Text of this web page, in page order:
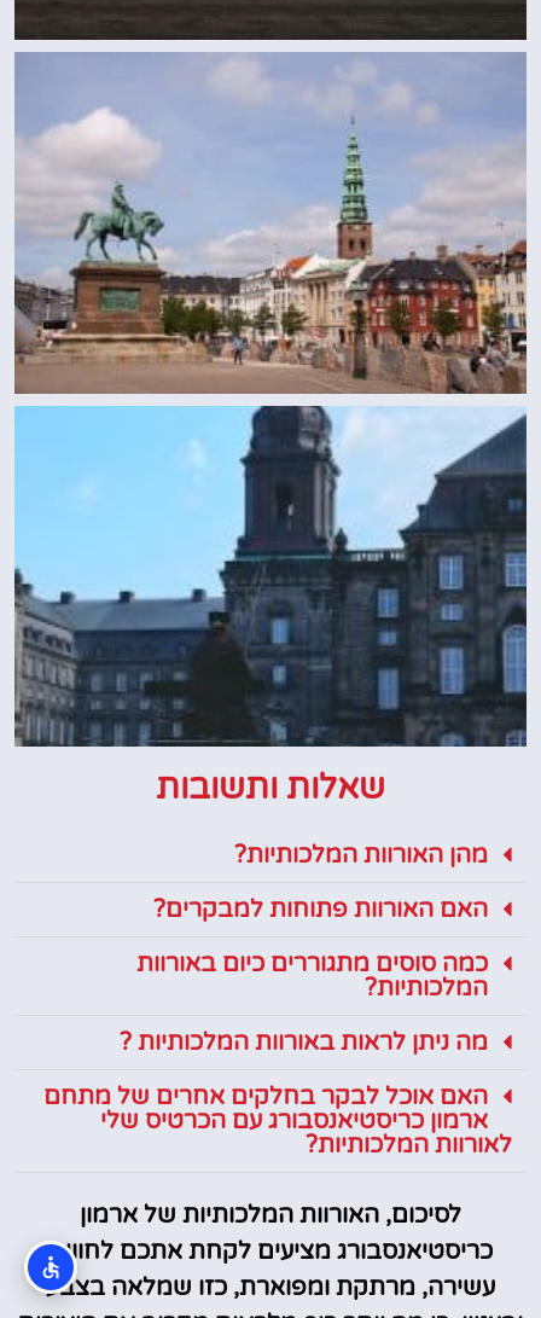
שאלות ותשובות
מהן האורוות המלכותיות?
האם האורוות פתוחות למבקרים?
כמה סוסים מתגוררים כיום באורוות
המלכותיות?
מה ניתן לראות באורוות המלכותיות ?
האם אוכל לבקר בחלקים אחרים של מתחם
ארמון כריסטיאנסבורג עם הכרטיס שלי
לאורוות המלכותיות?
לסיכום, האורוות המלכותיות של ארמון
כריסטיאנסבורג מציעים לקחת אתכם לחוויה
עשירה, מרתקת ומפוארת, כזו שמלאה בצבע